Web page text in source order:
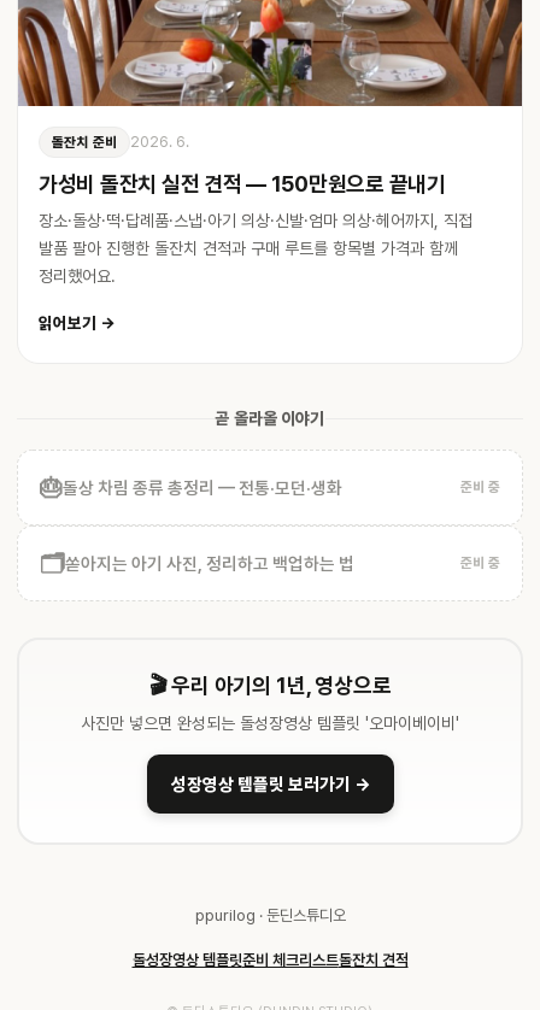
돌잔치 준비 2026. 6.
가성비 돌잔치 실전 견적 — 150만원으로 끝내기
장소·돌상·떡·답례품·스냅·아기 의상·신발·엄마 의상·헤어까지, 직접
발품 팔아 진행한 돌잔치 견적과 구매 루트를 항목별 가격과 함께
정리했어요.
읽어보기 →
곧 올라올 이야기
🎂돌상 차림 종류 총정리 — 전통·모던·생화 준비 중
🗂️쏟아지는 아기 사진, 정리하고 백업하는 법 준비 중
🎬 우리 아기의 1년, 영상으로
사진만 넣으면 완성되는 돌성장영상 템플릿 '오마이베이비'
성장영상 템플릿 보러가기 →
ppurilog · 둔딘스튜디오
돌성장영상 템플릿준비 체크리스트돌잔치 견적